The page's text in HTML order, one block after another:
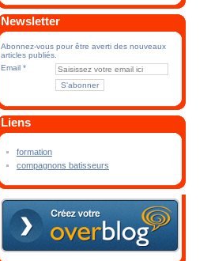
Newsletter
Abonnez-vous pour être averti des nouveaux
articles publiés.
Email
Liens
formation
compagnons batisseurs